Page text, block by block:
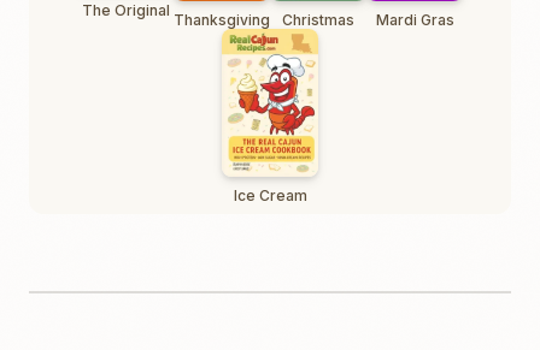
The Original Thanksgiving Christmas Mardi Gras
Ice Cream